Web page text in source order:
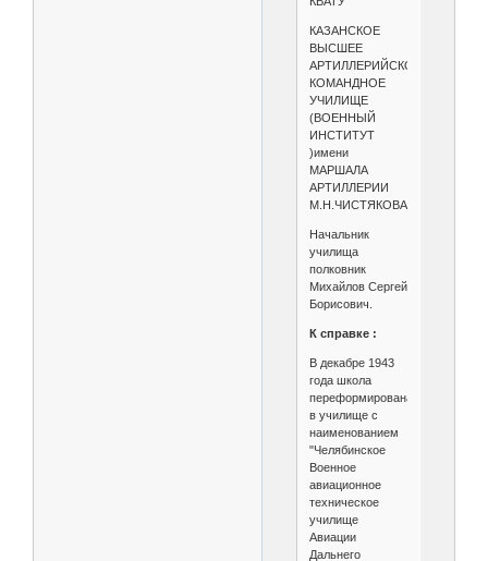
КАЗАНСКОЕ
ВЫСШЕЕ
АРТИЛЛЕРИЙСКОЕ
КОМАНДНОЕ
УЧИЛИЩЕ
(ВОЕННЫЙ
ИНСТИТУТ
)имени
МАРШАЛА
АРТИЛЛЕРИИ
М.Н.ЧИСТЯКОВА
Начальник
училища
полковник
Михайлов Сергей
Борисович.
К справке :
В декабре 1943
года школа
переформирована
в училище с
наименованием
"Челябинское
Военное
авиационное
техническое
училище
Авиации
Дальнего